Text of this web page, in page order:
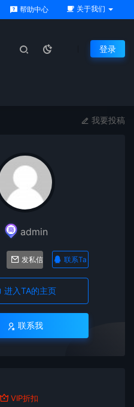
帮助中心 关于我们
登录
我要投稿
admin
发私信 联系Ta
进入TA的主页
联系我
VIP折扣